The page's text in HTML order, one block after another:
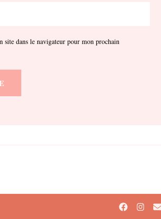
dans le navigateur pour mon prochain